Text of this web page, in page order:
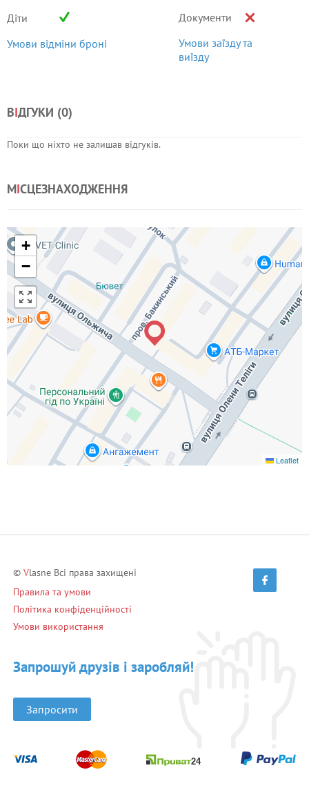
Діти
Умови відміни броні
Документи
Умови заїзду та
виїзду
ВІДГУКИ (0)
Поки що ніхто не залишав відгуків.
МІСЦЕЗНАХОДЖЕННЯ
+
−
Leaflet
© Vlasne Всі права захищені
Правила та умови
Політика конфіденційності
Умови використання
Запрошуй друзів і заробляй!
Запросити